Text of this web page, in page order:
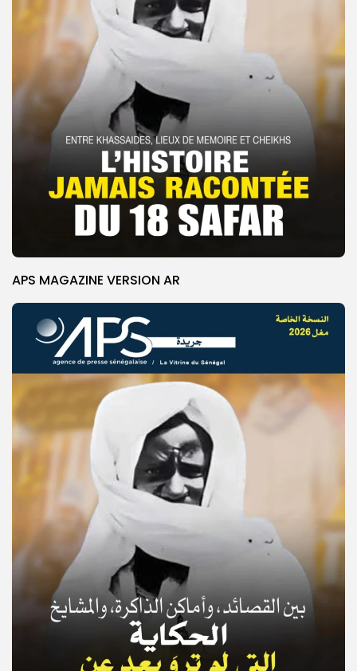
© Copyright 2025, APS
APS MAGAZINE VERSION AR